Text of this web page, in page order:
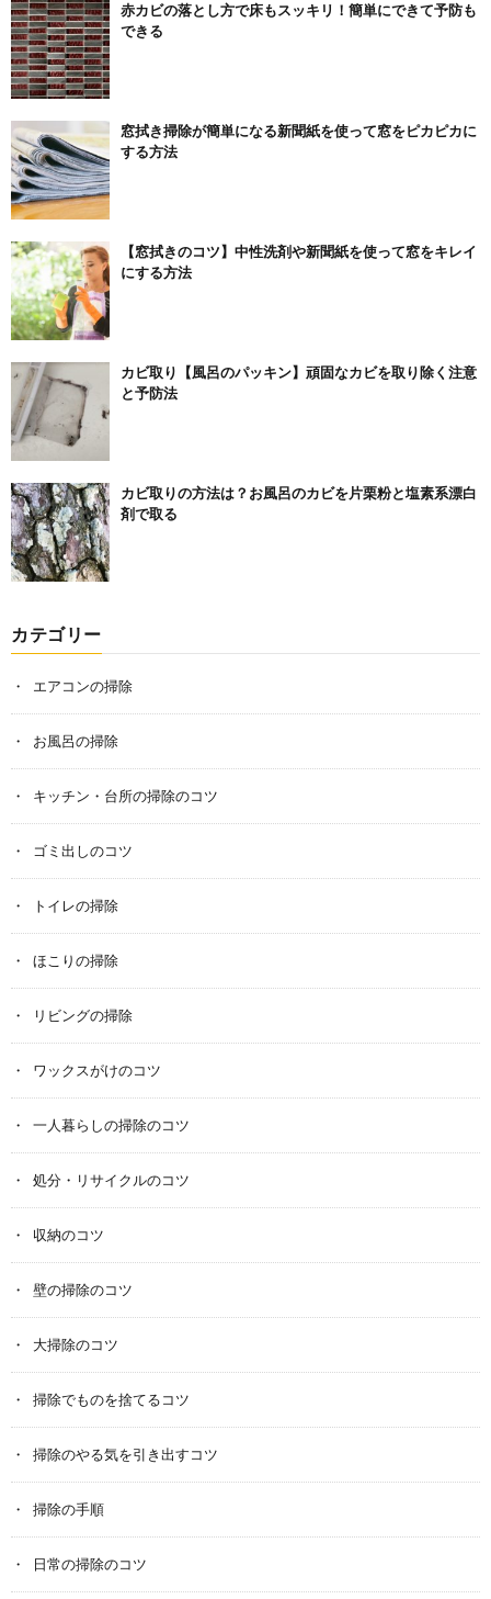
赤カビの落とし方で床もスッキリ！簡単にできて予防も
できる
窓拭き掃除が簡単になる新聞紙を使って窓をピカピカに
する方法
【窓拭きのコツ】中性洗剤や新聞紙を使って窓をキレイ
にする方法
カビ取り【風呂のパッキン】頑固なカビを取り除く注意
と予防法
カビ取りの方法は？お風呂のカビを片栗粉と塩素系漂白
剤で取る
カテゴリー
エアコンの掃除
お風呂の掃除
キッチン・台所の掃除のコツ
ゴミ出しのコツ
トイレの掃除
ほこりの掃除
リビングの掃除
ワックスがけのコツ
一人暮らしの掃除のコツ
処分・リサイクルのコツ
収納のコツ
壁の掃除のコツ
大掃除のコツ
掃除でものを捨てるコツ
掃除のやる気を引き出すコツ
掃除の手順
日常の掃除のコツ